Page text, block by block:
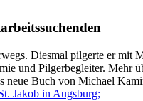
Diesmal pilgerte er mit
und Pilgerbegleiter. Mehr
neue Buch von Michael
Jakob in Augsburg;